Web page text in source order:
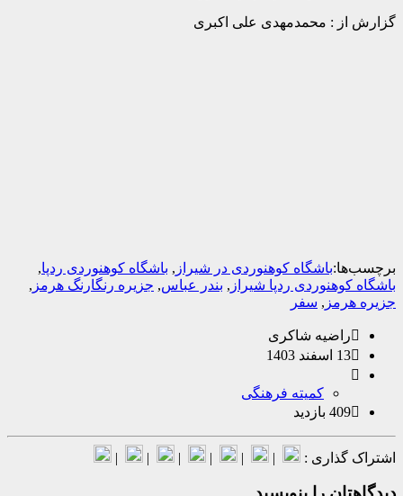
: محمدمهدی علی اکبری
باشگاه کوهنوردی در شیراز ,باشگاه کوهنوردی ردپا,
ردپا شیراز ,بندر عباس,جزیره رنگارنگ هرمز
, سفر
شاکری
کمیته فرهنگی
:
|
|
|
|
|
|